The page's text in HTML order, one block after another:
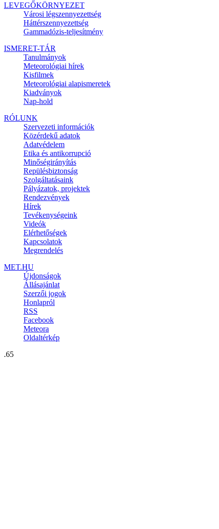
LEVEGŐKÖRNYEZET
Városi légszennyezettség
Háttérszennyezettség
Gammadózis-teljesítmény
ISMERET-TÁR
Tanulmányok
Meteorológiai hírek
Kisfilmek
Meteorológiai alapismeretek
Kiadványok
Nap-hold
RÓLUNK
Szervezeti információk
Közérdekű adatok
Adatvédelem
Etika és antikorrupció
Minőségirányítás
Repülésbiztonság
Szolgáltatásaink
Pályázatok, projektek
Rendezvények
Hírek
Tevékenységeink
Videók
Elérhetőségek
Kapcsolatok
Megrendelés
MET.HU
Újdonságok
Állásajánlat
Szerzői jogok
Honlapról
RSS
Facebook
Meteora
Oldaltérkép
.65